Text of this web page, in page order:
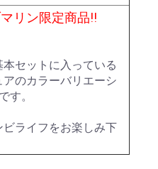
リン限定商品!!
セットに入っている
のカラーバリエーシ
す。
ビライフをお楽しみ下